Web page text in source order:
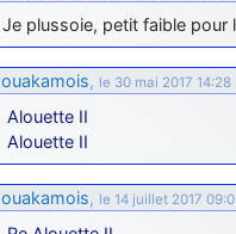
Je plussoie, petit faible pour
ouakamois, le 30 mai 2017 14:28
Alouette II
Alouette II
ouakamois, le 14 juillet 2017